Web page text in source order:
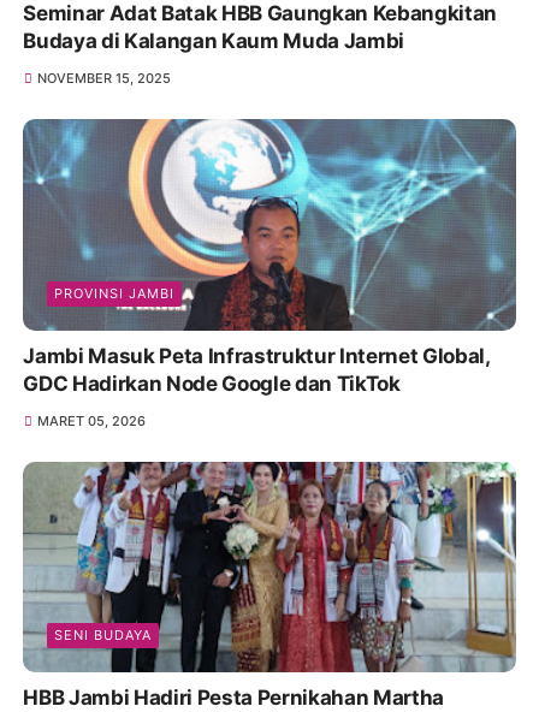
Seminar Adat Batak HBB Gaungkan Kebangkitan
Budaya di Kalangan Kaum Muda Jambi
NOVEMBER 15, 2025
PROVINSI JAMBI
Jambi Masuk Peta Infrastruktur Internet Global,
GDC Hadirkan Node Google dan TikTok
MARET 05, 2026
SENI BUDAYA
HBB Jambi Hadiri Pesta Pernikahan Martha